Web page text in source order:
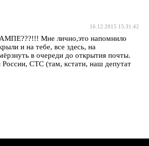
16.12.2015 15:31:42
Мне лично,это напомнило
и на тебе, все здесь, на
в очереди до открытия почты.
СТС (там, кстати, наш депутат